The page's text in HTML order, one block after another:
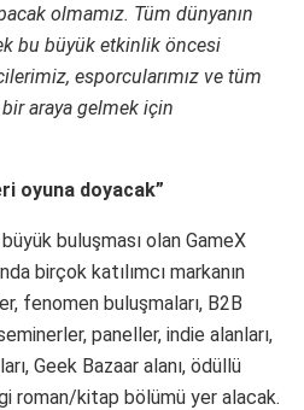
olmamız. Tüm dünyanın
bu büyük etkinlik öncesi
esporcularımız ve tüm
bir araya gelmek için
oyuna doyacak”
buluşması olan GameX
birçok katılımcı markanın
fenomen buluşmaları, B2B
paneller, indie alanları,
Geek Bazaar alanı, ödüllü
roman/kitap bölümü yer alacak.